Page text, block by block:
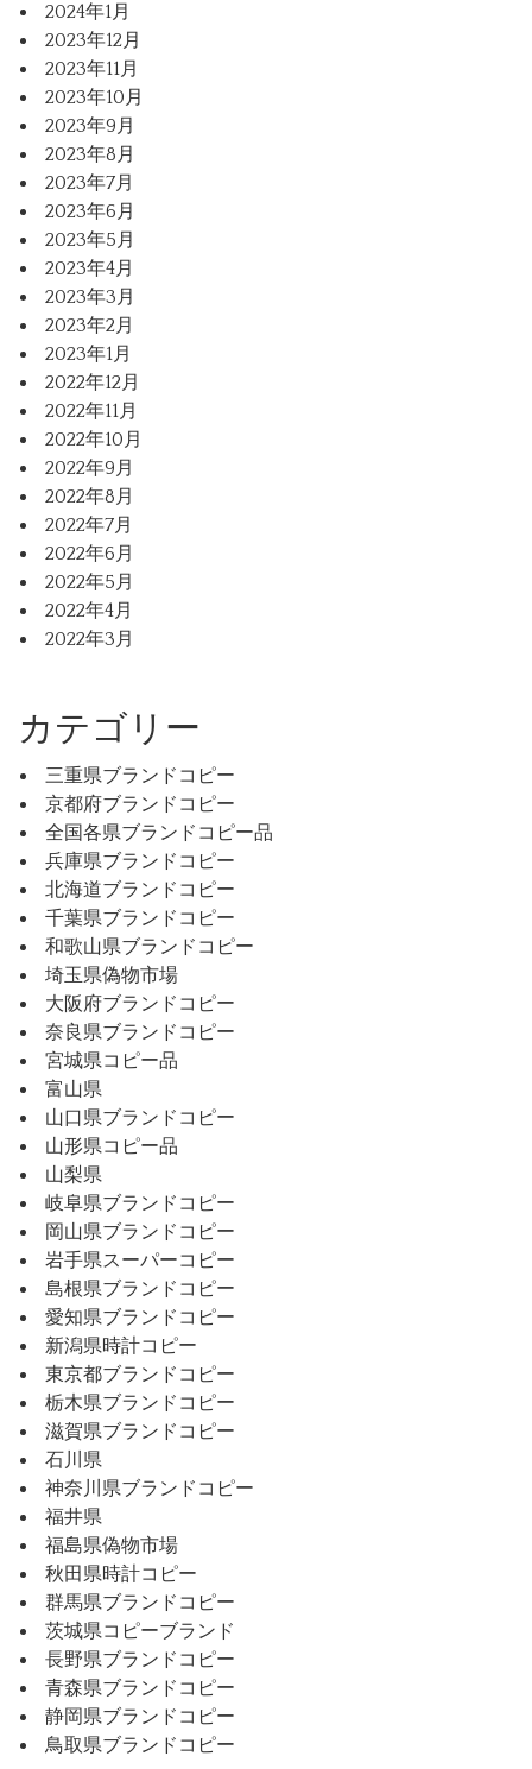
2024年1月
2023年12月
2023年11月
2023年10月
2023年9月
2023年8月
2023年7月
2023年6月
2023年5月
2023年4月
2023年3月
2023年2月
2023年1月
2022年12月
2022年11月
2022年10月
2022年9月
2022年8月
2022年7月
2022年6月
2022年5月
2022年4月
2022年3月
カテゴリー
三重県ブランドコピー
京都府ブランドコピー
全国各県ブランドコピー品
兵庫県ブランドコピー
北海道ブランドコピー
千葉県ブランドコピー
和歌山県ブランドコピー
埼玉県偽物市場
大阪府ブランドコピー
奈良県ブランドコピー
宮城県コピー品
富山県
山口県ブランドコピー
山形県コピー品
山梨県
岐阜県ブランドコピー
岡山県ブランドコピー
岩手県スーパーコピー
島根県ブランドコピー
愛知県ブランドコピー
新潟県時計コピー
東京都ブランドコピー
栃木県ブランドコピー
滋賀県ブランドコピー
石川県
神奈川県ブランドコピー
福井県
福島県偽物市場
秋田県時計コピー
群馬県ブランドコピー
茨城県コピーブランド
長野県ブランドコピー
青森県ブランドコピー
静岡県ブランドコピー
鳥取県ブランドコピー